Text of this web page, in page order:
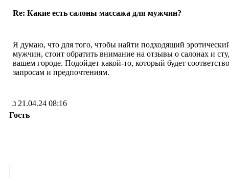
Re: Какие есть салоны массажа для мужчин?
Я думаю, что для того, чтобы найти подходящий
мужчин, стоит обратить внимание на отзывы о салонах и
вашем городе. Подойдет какой-то, который будет
запросам и предпочтениям.
21.04.24 08:16
Гость